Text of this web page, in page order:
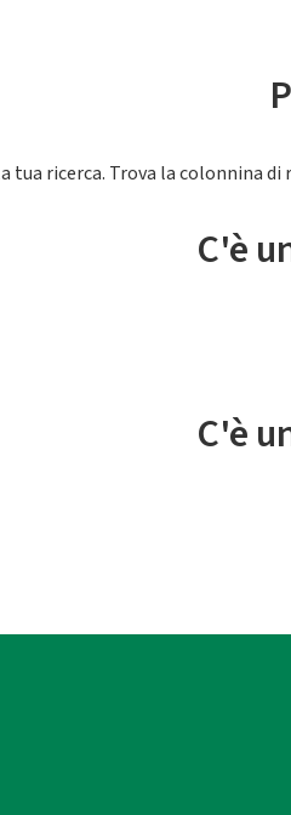
ricerca. Trova la colonnina
C'è
C'è